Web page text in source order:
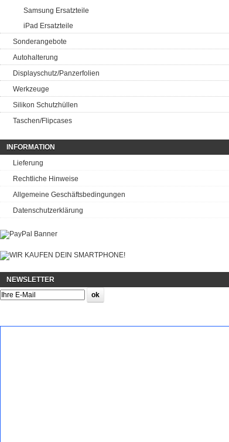
Samsung Ersatzteile
iPad Ersatzteile
Sonderangebote
Autohalterung
Displayschutz/Panzerfolien
Werkzeuge
Silikon Schutzhüllen
Taschen/Flipcases
INFORMATION
Lieferung
Rechtliche Hinweise
Allgemeine Geschäftsbedingungen
Datenschutzerklärung
NEWSLETTER